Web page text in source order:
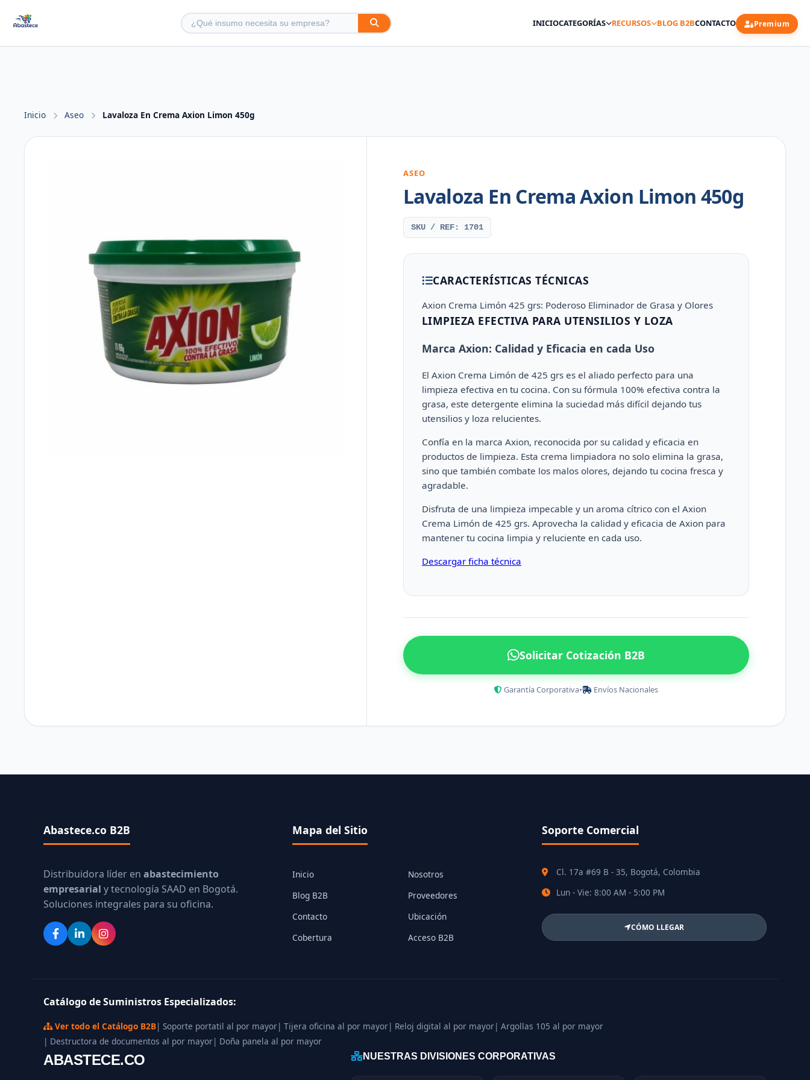
INICIOCATEGORÍAS RECURSOS BLOG B2BCONTACTO Premium
Inicio Aseo Lavaloza En Crema Axion Limon 450g
ASEO
Lavaloza En Crema Axion Limon 450g
SKU / REF: 1701
CARACTERÍSTICAS TÉCNICAS
Axion Crema Limón 425 grs: Poderoso Eliminador de Grasa y Olores
LIMPIEZA EFECTIVA PARA UTENSILIOS Y LOZA
Marca Axion: Calidad y Eficacia en cada Uso
El Axion Crema Limón de 425 grs es el aliado perfecto para una
limpieza efectiva en tu cocina. Con su fórmula 100% efectiva contra la
grasa, este detergente elimina la suciedad más difícil dejando tus
utensilios y loza relucientes.
Confía en la marca Axion, reconocida por su calidad y eficacia en
productos de limpieza. Esta crema limpiadora no solo elimina la grasa,
sino que también combate los malos olores, dejando tu cocina fresca y
agradable.
Disfruta de una limpieza impecable y un aroma cítrico con el Axion
Crema Limón de 425 grs. Aprovecha la calidad y eficacia de Axion para
mantener tu cocina limpia y reluciente en cada uso.
Descargar ficha técnica
Solicitar Cotización B2B
Garantía Corporativa• Envíos Nacionales
Abastece.co B2B
Distribuidora líder en abastecimiento
empresarial y tecnología SAAD en Bogotá.
Soluciones integrales para su oficina.
Mapa del Sitio
Inicio
Nosotros
Blog B2B
Proveedores
Contacto
Ubicación
Cobertura
Acceso B2B
Soporte Comercial
Cl. 17a #69 B - 35, Bogotá, Colombia
Lun - Vie: 8:00 AM - 5:00 PM
CÓMO LLEGAR
Catálogo de Suministros Especializados:
Ver todo el Catálogo B2B| Soporte portatil al por mayor| Tijera oficina al por mayor| Reloj digital al por mayor| Argollas 105 al por mayor
| Destructora de documentos al por mayor| Doña panela al por mayor
ABASTECE.CO NUESTRAS DIVISIONES CORPORATIVAS